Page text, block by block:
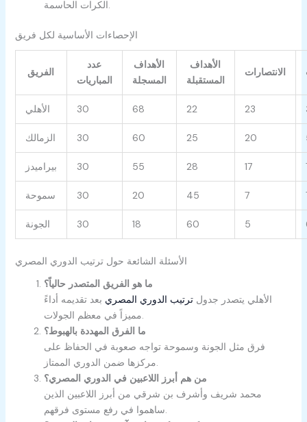
الكرات الحاسمة.
الإحصاءات الأساسية لكل فريق
الفريق
عدد
المباريات
الأهداف
المسجلة
الأهداف
المستقبلة
الانتصارات
الأهلي 30 68 22 23
الزمالك 30 60 25 20
بيراميدز 30 55 28 17
سموحة 30 20 45 7
الجونة 30 18 60 5
الأسئلة الشائعة حول ترتيب الدوري المصري
ما هو الفريق المتصدر حالياً؟
الأهلي يتصدر جدولترتيب الدوري المصري بعد تقديمه أداءً
مميزاً في معظم الجولات.
ما الفرق المهددة بالهبوط؟
فرق مثل الجونة وسموحة تواجه صعوبة في الحفاظ على
مركزها ضمن الدوري الممتاز.
من هم أبرز اللاعبين في الدوري المصري؟
محمد شريف وأشرف بن شرقي من أبرز اللاعبين الذين
ساهموا في رفع مستوى فرقهم.